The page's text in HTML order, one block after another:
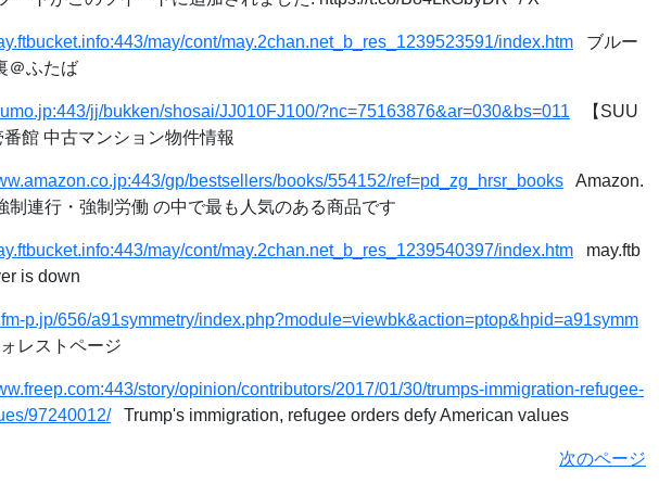
may/cont/may.2chan.net_b_res_1239523591/index.htm ブルー
＠ふたば
jj/bukken/shosai/JJ010FJ100/?nc=75163876&ar=030&bs=011 【SUU
館 中古マンション物件情報
gp/bestsellers/books/554152/ref=pd_zg_hrsr_books Amazon.
制連行・強制労働 の中で最も人気のある商品です
may/cont/may.2chan.net_b_res_1239540397/index.htm may.ftb
is down
p.jp/656/a91symmetry/index.php?module=viewbk&action=ptop&hpid=a91symm
レストページ
story/opinion/contributors/2017/01/30/trumps-immigration-refugee-
97240012/Trump's immigration, refugee orders defy American values
次のページ